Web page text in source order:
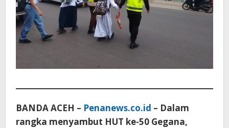
BANDA ACEH – Penanews.co.id – Dalam
rangka menyambut HUT ke-50 Gegana,